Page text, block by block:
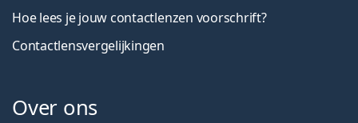
Hoe lees je jouw contactlenzen voorschrift?
Contactlensvergelijkingen
Over ons